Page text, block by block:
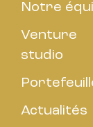
Notre
Venture
studio
Actualités